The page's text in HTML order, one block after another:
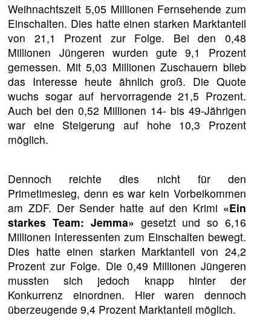
Weihnachtszeit 5,05 Millionen Fernsehende zum
Einschalten. Dies hatte einen starken Marktanteil
von 21,1 Prozent zur Folge. Bei den 0,48
Millionen Jüngeren wurden gute 9,1 Prozent
gemessen. Mit 5,03 Millionen Zuschauern blieb
das Interesse heute ähnlich groß. Die Quote
wuchs sogar auf hervorragende 21,5 Prozent.
Auch bei den 0,52 Millionen 14- bis 49-Jährigen
war eine Steigerung auf hohe 10,3 Prozent
möglich.
Dennoch reichte dies nicht für den
Primetimesieg, denn es war kein Vorbeikommen
am ZDF. Der Sender hatte auf den Krimi «Ein
starkes Team: Jemma» gesetzt und so 6,16
Millionen Interessenten zum Einschalten bewegt.
Dies hatte einen starken Marktanteil von 24,2
Prozent zur Folge. Die 0,49 Millionen Jüngeren
mussten sich jedoch knapp hinter der
Konkurrenz einordnen. Hier waren dennoch
überzeugende 9,4 Prozent Marktanteil möglich.